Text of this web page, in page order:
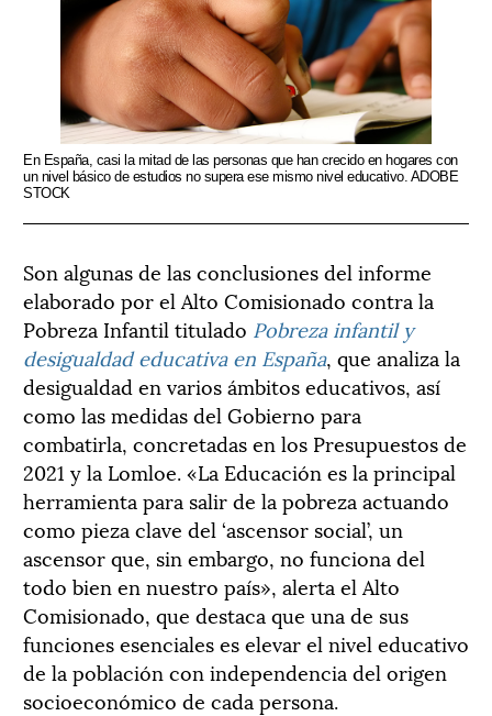
En España, casi la mitad de las personas que han crecido en hogares con
un nivel básico de estudios no supera ese mismo nivel educativo. ADOBE
STOCK
Son algunas de las conclusiones del informe
elaborado por el Alto Comisionado contra la
Pobreza Infantil titulado Pobreza infantil y
desigualdad educativa en España, que analiza la
desigualdad en varios ámbitos educativos, así
como las medidas del Gobierno para
combatirla, concretadas en los Presupuestos de
2021 y la Lomloe. «La Educación es la principal
herramienta para salir de la pobreza actuando
como pieza clave del ‘ascensor social’, un
ascensor que, sin embargo, no funciona del
todo bien en nuestro país», alerta el Alto
Comisionado, que destaca que una de sus
funciones esenciales es elevar el nivel educativo
de la población con independencia del origen
socioeconómico de cada persona.